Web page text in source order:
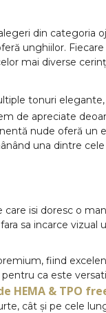
din categoria
unghiilor.
mai diverse
tonuri elegante,
de apreciate
nude oferă
una dintre
isi doresc o
sa incarce
fiind
ca este
HEMA & TPO
cât și pe cele